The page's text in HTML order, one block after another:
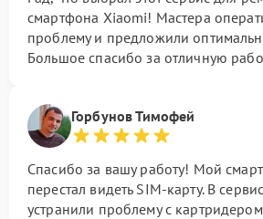
смартфона Xiaomi! Мастера
проблему и предложили
Большое спасибо за отличную
Горбунов Тимофей
Спасибо за вашу работу! Мой
перестал видеть SIM-карту. В
устранили проблему с